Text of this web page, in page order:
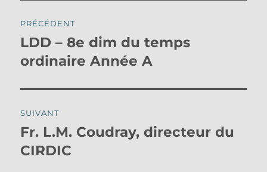
de
l’article
PRÉCÉDENT
Publication
précédente :
LDD – 8e dim du temps
ordinaire Année A
SUIVANT
Publication
suivante :
Fr. L.M. Coudray, directeur du
CIRDIC